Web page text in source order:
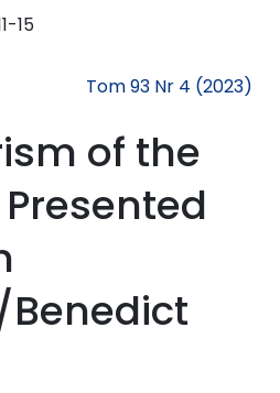
15
Tom 93 Nr 4 (2023)
of the